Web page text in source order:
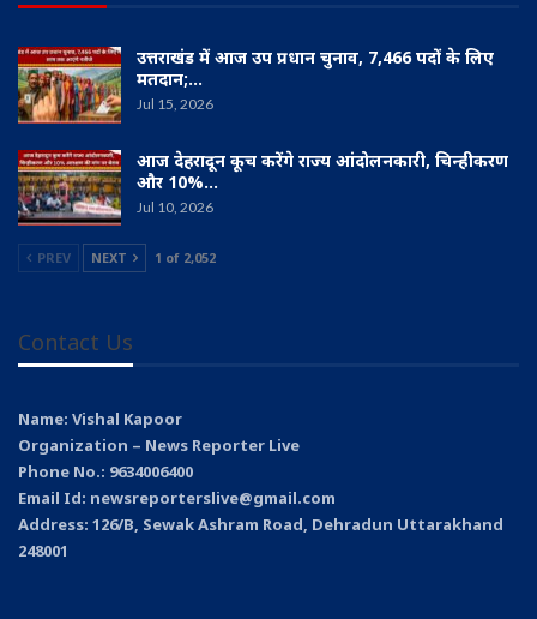
उत्तराखंड में आज उप प्रधान चुनाव, 7,466 पदों के लिए
मतदान;…
Jul 15, 2026
आज देहरादून कूच करेंगे राज्य आंदोलनकारी, चिन्हीकरण
और 10%…
Jul 10, 2026
PREV NEXT 1 of 2,052
Contact Us
Name: Vishal Kapoor
Organization – News Reporter Live
Phone No.: 9634006400
Email Id: newsreporterslive@gmail.com
Address: 126/B, Sewak Ashram Road, Dehradun Uttarakhand
248001